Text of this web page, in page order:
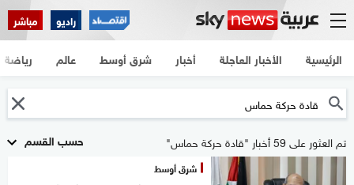
راديو مباشر
الرئيسية الأخبار العاجلة أخبار شرق أوسط عالم رياضة
حسب القسم تم العثور على 59 أخبار "قادة حركة حماس"
شرق أوسط